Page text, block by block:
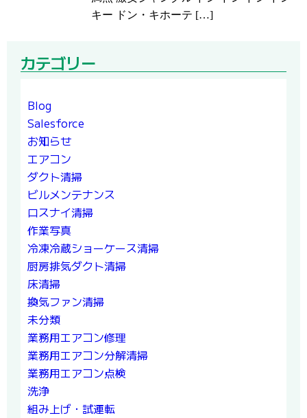
キー ドン・キホーテ […]
カテゴリー
Blog
Salesforce
お知らせ
エアコン
ダクト清掃
ビルメンテナンス
ロスナイ清掃
作業写真
冷凍冷蔵ショーケース清掃
厨房排気ダクト清掃
床清掃
換気ファン清掃
未分類
業務用エアコン修理
業務用エアコン分解清掃
業務用エアコン点検
洗浄
組み上げ・試運転